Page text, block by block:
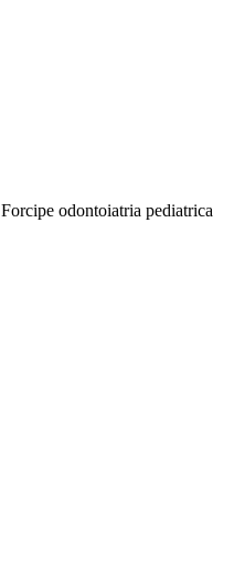
Forcipe odontoiatria pediatrica